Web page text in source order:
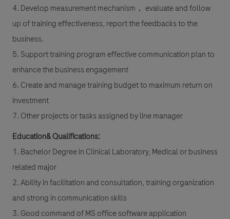
4. Develop measurement mechanism， evaluate and follow
up of training effectiveness, report the feedbacks to the
business.
5. Support training program effective communication plan to
enhance the business engagement
6. Create and manage training budget to maximum return on
investment
7. Other projects or tasks assigned by line manager
Education& Qualifications:
1. Bachelor Degree in Clinical Laboratory, Medical or business
related major
2. Ability in facilitation and consultation, training organization
and strong in communication skills
3. Good command of MS office software application